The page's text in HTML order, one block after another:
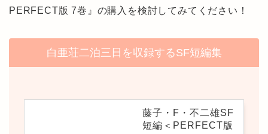
PERFECT版 7巻』の購入を検討してみてください！
白亜荘二泊三日を収録するSF短編集
藤子・F・不二雄SF
短編＜PERFECT版